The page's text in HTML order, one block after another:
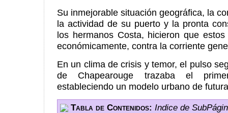
Su inmejorable situación geográfica, la
la actividad de su puerto y la pronta
los hermanos Costa, hicieron que
económicamente, contra la corriente
En un clima de crisis y temor, el pulso
de Chapearouge trazaba el
estableciendo un modelo urbano de
Tabla de Contenidos: Indice de